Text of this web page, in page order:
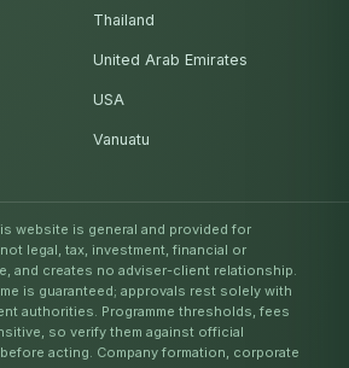
Thailand
United Arab Emirates
USA
Vanuatu
website is general and provided for
legal, tax, investment, financial or
and creates no adviser-client relationship.
is guaranteed; approvals rest solely with
authorities. Programme thresholds, fees
so verify them against official
acting. Company formation, corporate